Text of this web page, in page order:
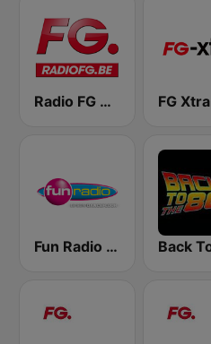
Radio FG Vlaanderen FG Xtra
Fun Radio BELGIQUE